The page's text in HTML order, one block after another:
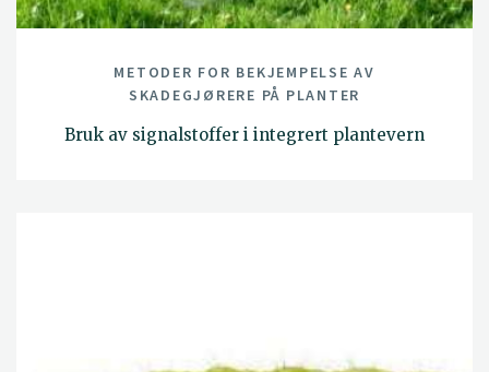
METODER FOR BEKJEMPELSE AV
SKADEGJØRERE PÅ PLANTER
Bruk av signalstoffer i integrert plantevern